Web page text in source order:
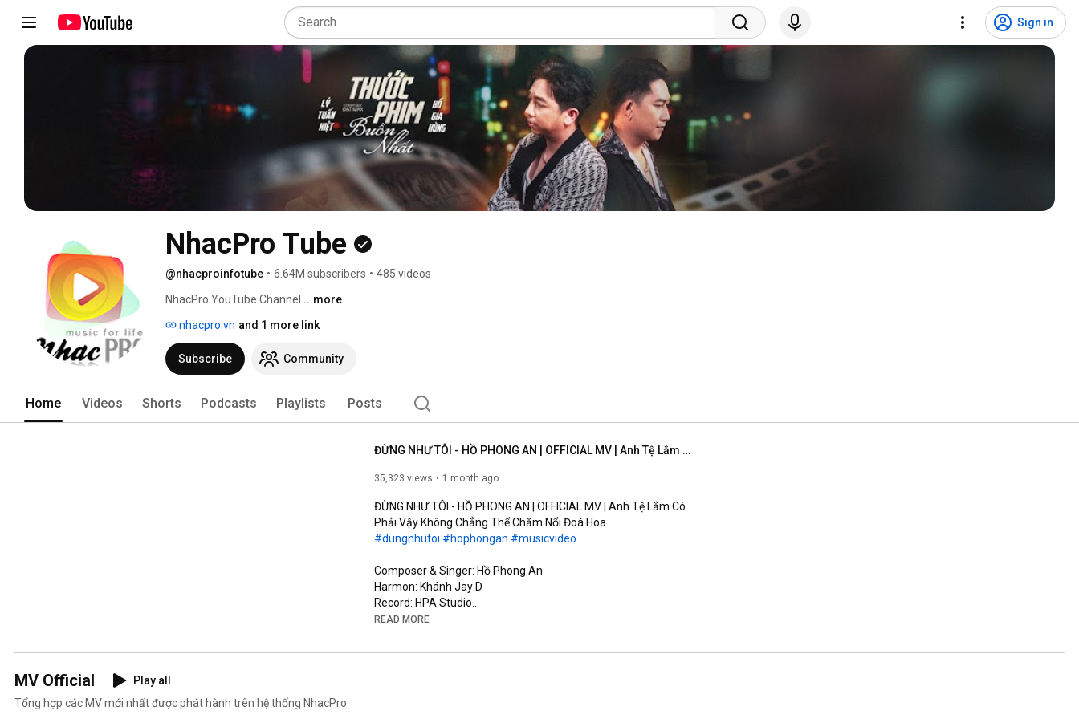
Sign in
NhacPro Tube
@nhacproinfotube • 6.64M subscribers • 485 videos
NhacPro YouTube Channel ...more
nhacpro.vn and 1 more link
Subscribe Community
Home Videos Shorts Podcasts Playlists Posts
ĐỪNG NHƯ TÔI - HỒ PHONG AN | OFFICIAL MV | Anh Tệ Lắm Có Phải Vậy Không Chẳng Thể Chăm Nổi Đoá Hoa..
35,323 views 1 month ago
ĐỪNG NHƯ TÔI - HỒ PHONG AN | OFFICIAL MV | Anh Tệ Lắm Có
#dungnhutoi #hophongan #musicvideo
Composer & Singer: Hồ Phong An
Harmon: Khánh Jay D
Record: HPA Studio
Mix Master & Background Vocal: Đinh Hoàng Quốc
Screenwriter: Võ Thị Bích Trâm
READ MORE
MV Official
Play all
Tổng hợp các MV mới nhất được phát hành trên hệ thống NhacPro